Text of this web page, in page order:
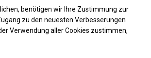
Plane ändern
benötigen wir Ihre Zustimmung zur
zu den neuesten Verbesserungen
Verwendung aller Cookies zustimmen,